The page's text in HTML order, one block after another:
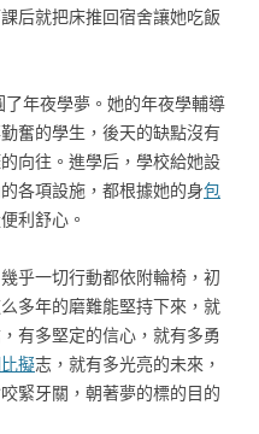
后就把床推回宿舍讓她吃飯
年夜學夢。她的年夜學輔導
奮的學生，後天的缺點沒有
向往。進學后，學校給她設
各項設施，都根據她的身包
利舒心。
乎一切行動都依附輪椅，初
多年的磨難能堅持下來，就
有多堅定的信心，就有多勇
擬志，就有多光亮的未來，
緊牙關，朝著夢的標的目的